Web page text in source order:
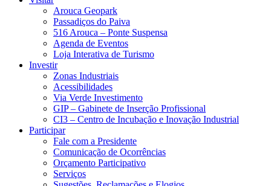
Arouca Geopark
Passadiços do Paiva
516 Arouca – Ponte Suspensa
Agenda de Eventos
Loja Interativa de Turismo
Investir
Zonas Industriais
Acessibilidades
Via Verde Investimento
GIP – Gabinete de Inserção Profissional
CI3 – Centro de Incubação e Inovação Industrial
Participar
Fale com a Presidente
Comunicação de Ocorrências
Orçamento Participativo
Serviços